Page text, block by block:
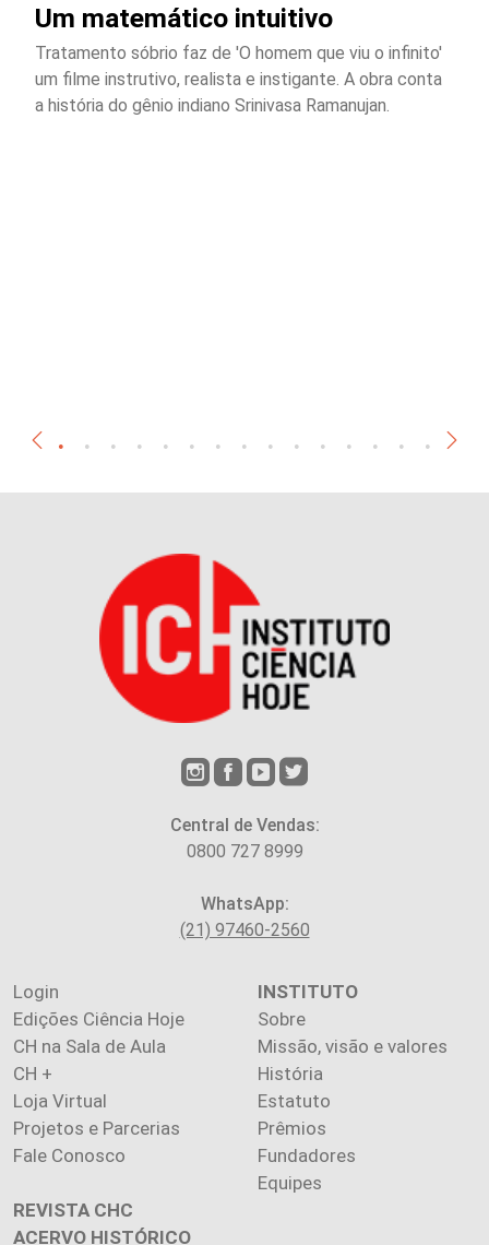
Um matemático intuitivo
Tratamento sóbrio faz de 'O homem que viu o infinito'
um filme instrutivo, realista e instigante. A obra conta
a história do gênio indiano Srinivasa Ramanujan.
Central de Vendas:
0800 727 8999
WhatsApp:
(21) 97460-2560
Login
Edições Ciência Hoje
CH na Sala de Aula
CH +
Loja Virtual
Projetos e Parcerias
Fale Conosco
INSTITUTO
Sobre
Missão, visão e valores
História
Estatuto
Prêmios
Fundadores
Equipes
REVISTA CHC
ACERVO HISTÓRICO